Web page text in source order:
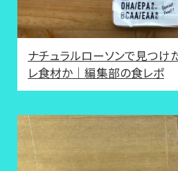
ナチュラルローソンで見つけ
レ食材か｜編集部の食レポ